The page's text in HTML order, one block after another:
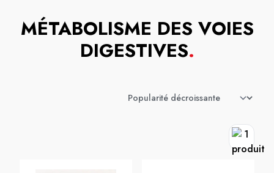
MÉTABOLISME DES VOIES
DIGESTIVES.